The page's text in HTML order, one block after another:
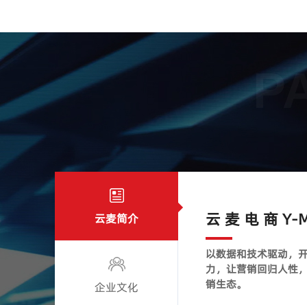
云 麦 电 商 Y-
以数据和技术驱动，
力，让营销回归人性
销生态。
云麦简介
企业文化